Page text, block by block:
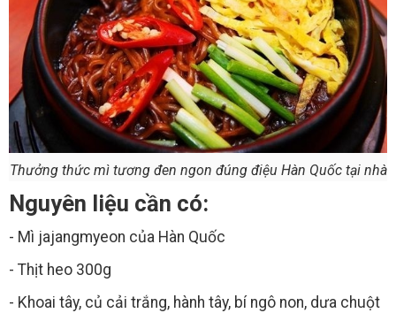
Thưởng thức mì tương đen ngon đúng điệu Hàn Quốc tại nhà
Nguyên liệu cần có:
- Mì jajangmyeon của Hàn Quốc
- Thịt heo 300g
- Khoai tây, củ cải trắng, hành tây, bí ngô non, dưa chuột